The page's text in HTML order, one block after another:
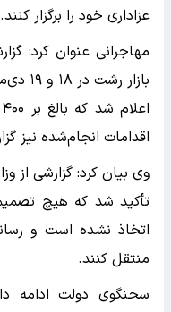
عزاداری خود را برگزار کنند.
مهاجرانی عنوان کرد:
اقدامات انجام‌شده نیز
وی بیان کرد: گزارشی از
تأکید شد که هیچ
اتخاذ نشده است و
منتقل کنند.